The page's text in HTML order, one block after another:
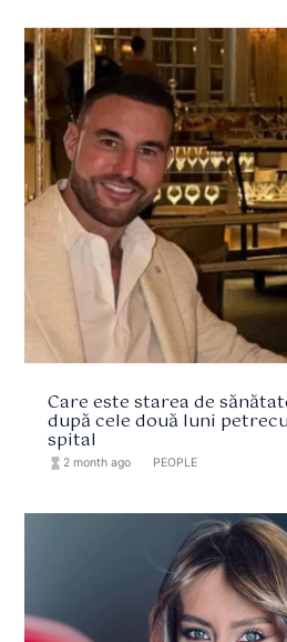
Care este starea de
după cele două luni
spital
hourglass_full 2 month ago PEOPLE